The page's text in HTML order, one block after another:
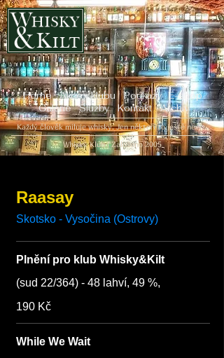
Home Akce v klubuPoukazyE-shop
Galerie
Služby Kontakt Archiv
Každý člověk miluje whisky. Jen někteří to ještě neví...
Whisky Klub | Založeno 2005
Raasay
Plnění pro klub Whisky&Kilt
(sud 22/364) - 48 lahví, 49 %,
190 Kč
While We Wait